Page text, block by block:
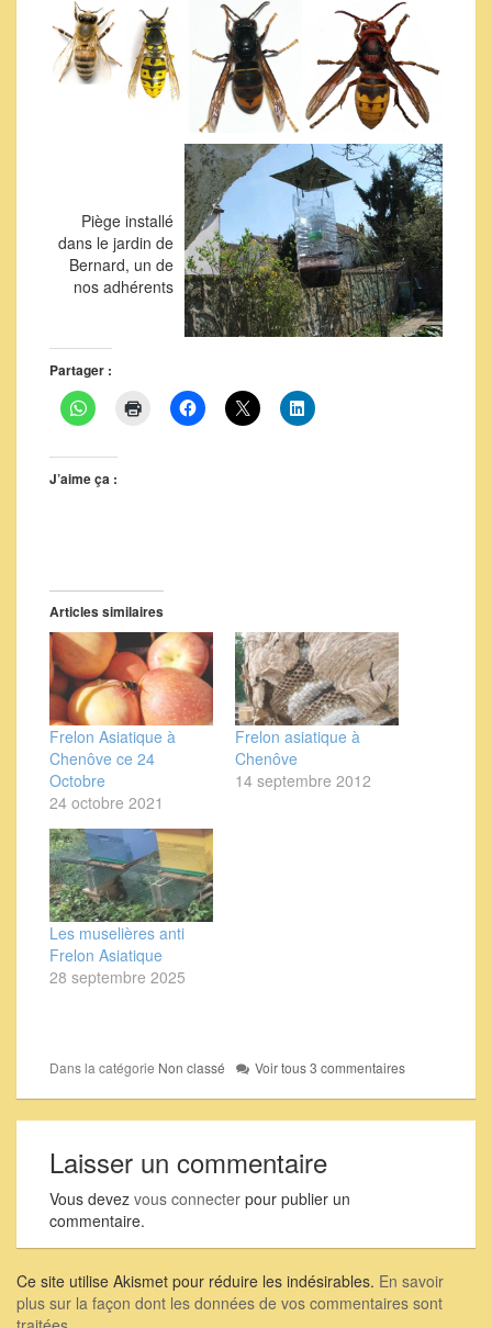
Piège installé
dans le jardin de
Bernard, un de
nos adhérents
Partager :
J’aime ça :
Articles similaires
Frelon Asiatique à
Chenôve ce 24
Octobre
24 octobre 2021
Frelon asiatique à
Chenôve
14 septembre 2012
Les muselières anti
Frelon Asiatique
28 septembre 2025
Dans la catégorie Non classé Voir tous 3 commentaires
Laisser un commentaire
Vous devez vous connecter pour publier un
commentaire.
Ce site utilise Akismet pour réduire les indésirables. En savoir
plus sur la façon dont les données de vos commentaires sont